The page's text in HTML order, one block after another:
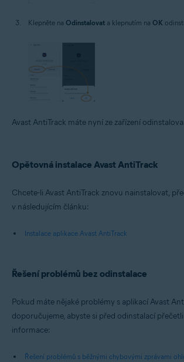
Klepněte na Odinstalovat a klepnutím na OK
Avast AntiTrack máte nyní ze zařízení
Opětovná instalace Avast AntiTrack
Chcete-li Avast AntiTrack znovu nainstalovat,
v následujícím článku:
Instalace aplikace Avast AntiTrack
Řešení problémů bez odinstalace
Pokud máte nějaké problémy s aplikací Avast
doporučujeme, abyste si před odinstalací
informace:
Řešení problémů s běžnými chybovými zprávami